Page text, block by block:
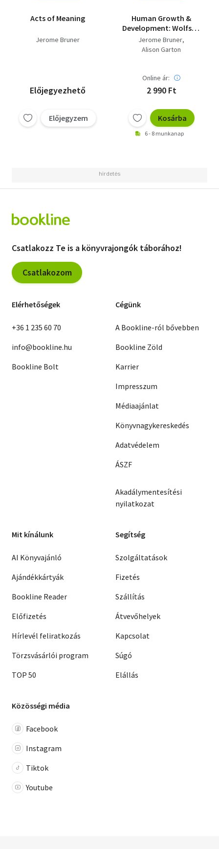
Acts of Meaning
Jerome Bruner
Előjegyezhető
Előjegyzem
Human Growth &
Development: Wolfson
College Lectures 1976
(Clarendon Press)
Jerome Bruner
Alison Garton
Online ár:
2 990 Ft
Kosárba
6 - 8 munkanap
Csatlakozz Te is a könyvrajongók táborához!
Csatlakozom
Elérhetőségek
+36 1 235 60 70
info@bookline.hu
Bookline Bolt
Cégünk
A Bookline-ról bővebben
Bookline Zöld
Karrier
Impresszum
Médiaajánlat
Könyvnagykereskedés
Adatvédelem
ÁSZF
Akadálymentesítési
nyilatkozat
Mit kínálunk
AI Könyvajánló
Ajándékkártyák
Bookline Reader
Előfizetés
Hírlevél feliratkozás
Törzsvásárlói program
TOP 50
Segítség
Szolgáltatások
Fizetés
Szállítás
Átvevőhelyek
Kapcsolat
Súgó
Elállás
Közösségi média
Facebook
Instagram
Tiktok
Youtube